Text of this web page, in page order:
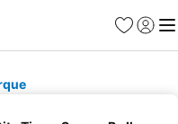
Favoritos
Iniciar